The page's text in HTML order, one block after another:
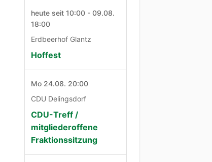
heute seit 10:00 - 09.08.
18:00
Erdbeerhof Glantz
Hoffest
Mo 24.08. 20:00
CDU Delingsdorf
CDU-Treff /
mitgliederoffene
Fraktionssitzung